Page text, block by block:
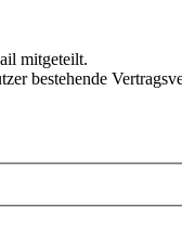
mitgeteilt.
bestehende